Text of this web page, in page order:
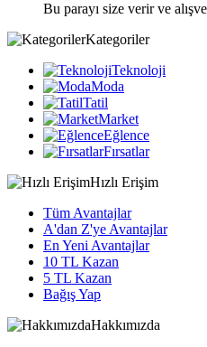
Bu parayı size verir ve
Kategoriler
Teknoloji
Moda
Tatil
Market
Eğlence
Fırsatlar
Hızlı Erişim
Tüm Avantajlar
A'dan Z'ye Avantajlar
En Yeni Avantajlar
10 TL Kazan
5 TL Kazan
Bağış Yap
Hakkımızda